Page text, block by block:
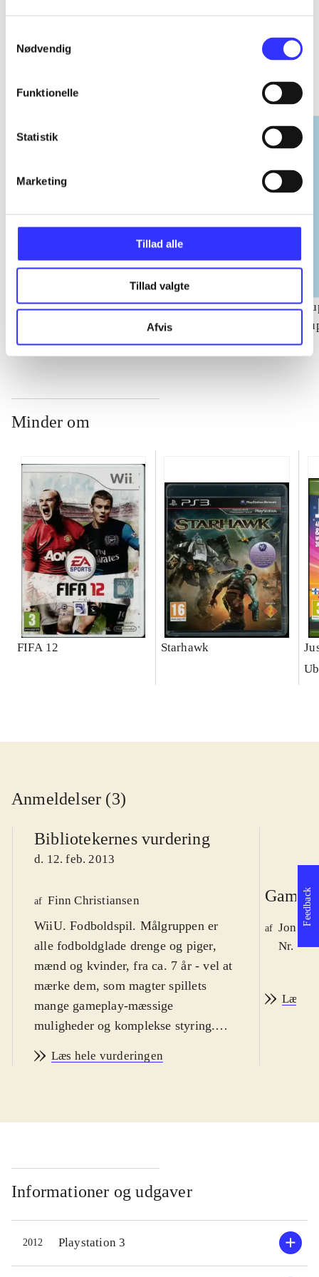
Nødvendig
Funktionelle
Statistik
Marketing
Tillad alle
Tillad valgte
Afvis
EA sports
Gå til serien
NHL (Pc) NBA live (Pc)
Minder om
FIFA 12 Starhawk
Anmeldelser (3)
Bibliotekernes vurdering
d. 12. feb. 2013
af Finn Christiansen
WiiU. Fodboldspil. Målgruppen er
alle fodboldglade drenge og piger,
mænd og kvinder, fra ca. 7 år - vel at
mærke dem, som magter spillets
mange gameplay-mæssige
muligheder og komplekse styring.
lidt højere end i de normale FIFA-
engelsk. PEGI: 3.
konsollen. Helt grundlæggende er
FIFA 13 et helt igennem glimrende
fodboldspil. Der er bygget ovenpå på
12-versionen og alt virker som det
skal. Spil-mekanikken er solid og
realistisk, grafikken er super flot og
Læs hele vurderingen
Game
af Jonas
Nr.
Læs
Informationer og udgaver
2012 Playstation 3
Feedback